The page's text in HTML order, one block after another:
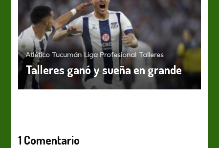
Atlético Tucumán Liga Profesional Talleres
Talleres ganó y sueña en grande
1 Comentario